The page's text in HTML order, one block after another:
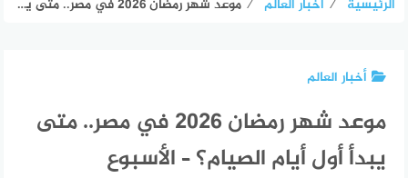
الرئيسية ⁄ أخبار العالم ⁄ موعد شهر رمضان 2026 في مصر.. متى يبدأ أول أيام الصيام؟ – الأسبوع
أخبار العالم
موعد شهر رمضان 2026 في مصر.. متى
يبدأ أول أيام الصيام؟ – الأسبوع